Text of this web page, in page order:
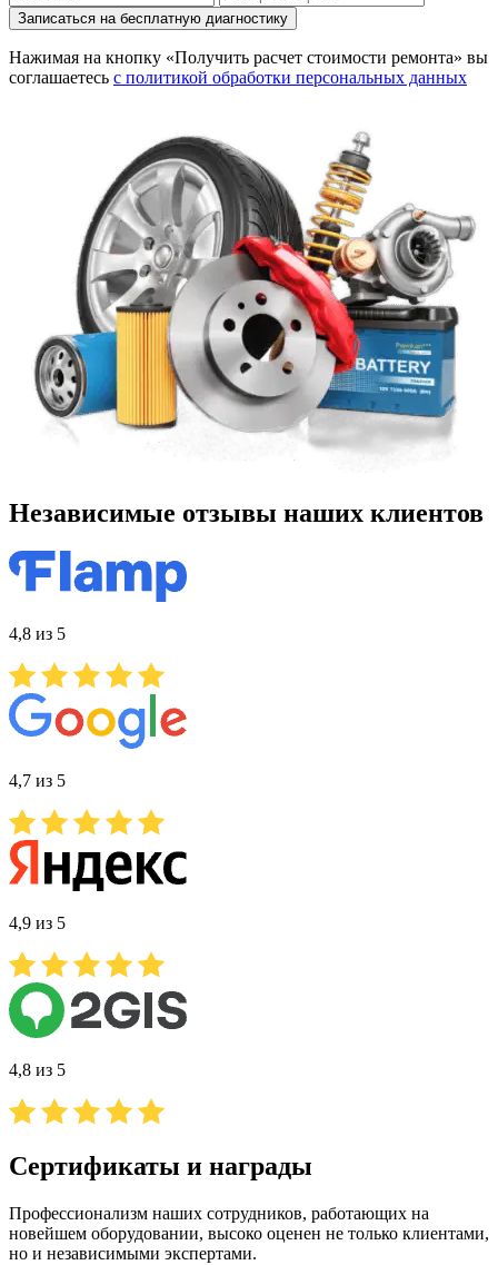
Записаться на бесплатную диагностику
Нажимая на кнопку «Получить расчет стоимости ремонта» вы
соглашаетесь с политикой обработки персональных данных
Независимые отзывы наших клиентов
4,8 из 5
4,7 из 5
4,9 из 5
4,8 из 5
Сертификаты и награды
Профессионализм наших сотрудников, работающих на
новейшем оборудовании, высоко оценен не только клиентами,
но и независимыми экспертами.